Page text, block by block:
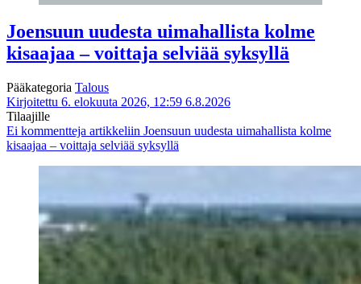
Joensuun uudesta uimahallista kolme
kisaajaa – voittaja selviää syksyllä
Pääkategoria Talous
Kirjoitettu 6. elokuuta 2026, 12:59 6.8.2026
Tilaajille
Ei kommentteja artikkeliin Joensuun uudesta uimahallista kolme
kisaajaa – voittaja selviää syksyllä